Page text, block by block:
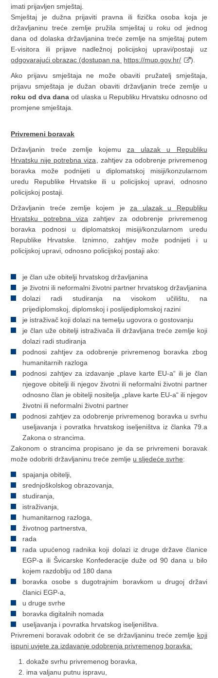
imati prijavljen smještaj.
Smještaj je dužna prijaviti pravna ili fizička osoba koja je
državljaninu treće zemlje pružila smještaj u roku od jednog
dana od dolaska državljanina treće zemlje na smještaj putem
E-visitora ili prijave nadležnoj policijskoj upravi/postaji uz
odgovarajući obrazac (dostupan na
https://mup.gov.hr/
).
Ako prijavu smještaja ne može obaviti pružatelj smještaja,
prijavu smještaja je dužan obaviti državljanin treće zemlje u
roku od dva dana od ulaska u Republiku Hrvatsku odnosno od
promjene smještaja.
Privremeni boravak
Državljanin treće zemlje kojemuza ulazak u Republiku
Hrvatsku nije potrebna viza , zahtjev za odobrenje privremenog
boravka može podnijeti u diplomatskoj misiji/konzularnom
uredu Republike Hrvatske ili u policijskoj upravi, odnosno
policijskoj postaji.
Državljanin treće zemlje kojem jeza ulazak u Republiku
Hrvatsku potrebna viza zahtjev za odobrenje privremenog
boravka podnosi u diplomatskoj misiji/konzularnom uredu
Republike Hrvatske. Iznimno, zahtjev može podnijeti i u
policijskoj upravi, odnosno policijskoj postaji ako:
je član uže obitelji hrvatskog državljanina
je životni ili neformalni životni partner hrvatskog državljanina
dolazi radi studiranja na visokom učilištu, na
prijediplomskoj, diplomskoj i poslijediplomskoj razini
je istraživač koji dolazi na temelju ugovora o gostovanju
je član uže obitelji istraživača ili državljana treće zemlje koji
dolazi radi studiranja
podnosi zahtjev za odobrenje privremenog boravka zbog
humanitarnih razloga
podnosi zahtjev za izdavanje „plave karte EU-a“ ili je član
njegove obitelji ili njegov životni ili neformalni životni partner
odnosno član je obitelji nositelja „plave karte EU-a“ ili njegov
životni ili neformalni životni partner
podnosi zahtjev za odobrenje privremenog boravka u svrhu
useljavanja i povratka hrvatskog iseljeništva iz članka 79.a
Zakona o strancima.
Zakonom o strancima propisano je da se privremeni boravak
može odobriti državljaninu treće zemlje u sljedeće svrhe:
spajanja obitelji,
srednjoškolskog obrazovanja,
studiranja,
istraživanja,
humanitarnog razloga,
životnog partnerstva,
rada
rada upućenog radnika koji dolazi iz druge države članice
EGP-a ili Švicarske Konfederacije duže od 90 dana u bilo
kojem razdoblju od 180 dana
boravka osobe s dugotrajnim boravkom u drugoj državi
članici EGP-a,
u druge svrhe
boravka digitalnih nomada
useljavanja i povratka hrvatskog iseljeništva.
Privremeni boravak odobrit će se državljaninu treće zemlje koji
ispuni uvjete za izdavanje odobrenja privremenog boravka:
dokaže svrhu privremenog boravka,
ima valjanu putnu ispravu,